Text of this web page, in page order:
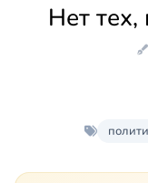
Нет тех,